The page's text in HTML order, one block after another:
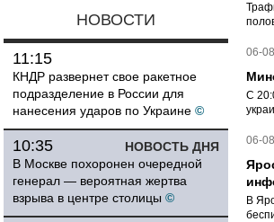
НОВОСТИ
11:15
КНДР развернет свое ракетное
подразделение в России для
нанесения ударов по Украине ©
НОВОСТЬ ДНЯ
10:35
В Москве похоронен очередной
генерал — вероятная жертва
взрыва в центре столицы ©
06-
С
06-
В